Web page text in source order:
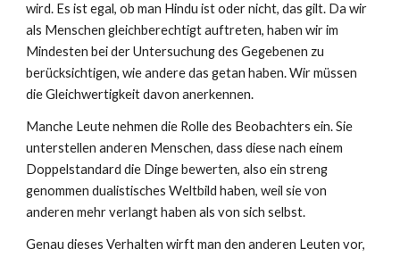
wird. Es ist egal, ob man Hindu ist oder nicht, das gilt. Da wir
als Menschen gleichberechtigt auftreten, haben wir im
Mindesten bei der Untersuchung des Gegebenen zu
berücksichtigen, wie andere das getan haben. Wir müssen
die Gleichwertigkeit davon anerkennen.
Manche Leute nehmen die Rolle des Beobachters ein. Sie
unterstellen anderen Menschen, dass diese nach einem
Doppelstandard die Dinge bewerten, also ein streng
genommen dualistisches Weltbild haben, weil sie von
anderen mehr verlangt haben als von sich selbst.
Genau dieses Verhalten wirft man den anderen Leuten vor,